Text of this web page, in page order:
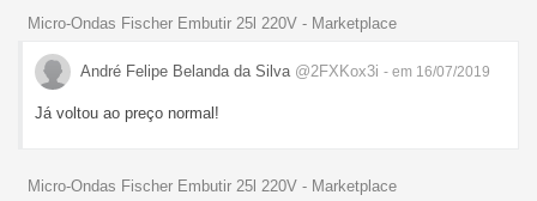
Micro-Ondas Fischer Embutir 25l 220V - Marketplace
André Felipe Belanda da Silva @2FXKox3i - em 16/07/2019
Já voltou ao preço normal!
Micro-Ondas Fischer Embutir 25l 220V - Marketplace